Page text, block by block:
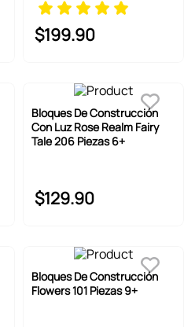
$199.90
Bloques De Construcción
Con Luz Rose Realm Fairy
Tale 206 Piezas 6+
$129.90
Bloques De Construcción
Flowers 101 Piezas 9+